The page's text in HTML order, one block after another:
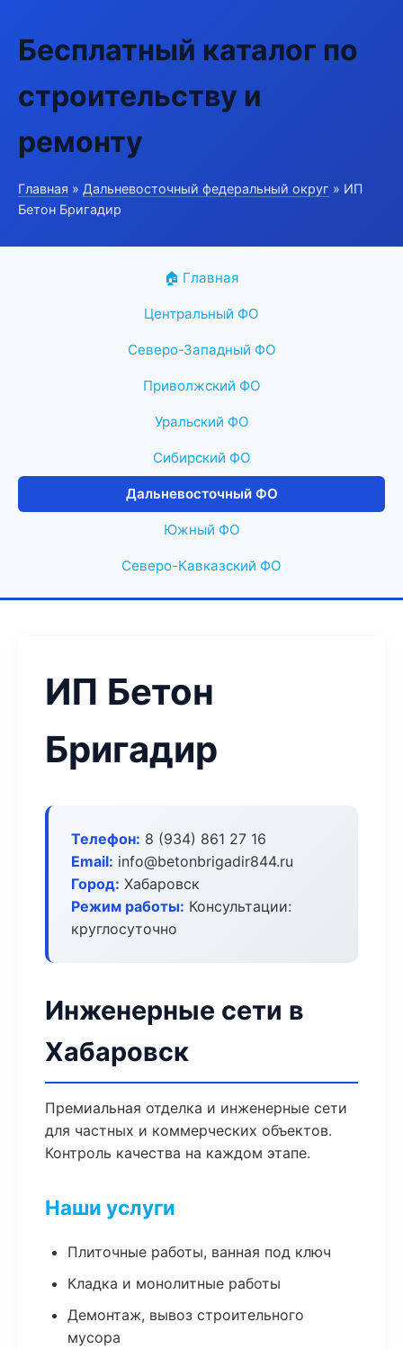
Бесплатный каталог по
строительству и
ремонту
Главная » Дальневосточный федеральный округ » ИП
Бетон Бригадир
🏠 Главная
Центральный ФО
Северо-Западный ФО
Приволжский ФО
Уральский ФО
Сибирский ФО
Дальневосточный ФО
Южный ФО
Северо-Кавказский ФО
ИП Бетон
Бригадир
Телефон: 8 (934) 861 27 16
Email: info@betonbrigadir844.ru
Город: Хабаровск
Режим работы: Консультации:
круглосуточно
Инженерные сети в
Хабаровск
Премиальная отделка и инженерные сети
для частных и коммерческих объектов.
Контроль качества на каждом этапе.
Наши услуги
Плиточные работы, ванная под ключ
Кладка и монолитные работы
Демонтаж, вывоз строительного
мусора